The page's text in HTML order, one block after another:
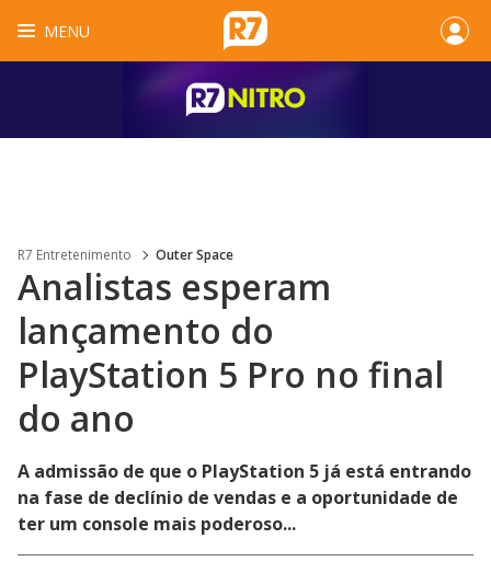
MENU
R7 Entretenimento Outer Space
Analistas esperam
lançamento do
PlayStation 5 Pro no final
do ano
A admissão de que o PlayStation 5 já está entrando
na fase de declínio de vendas e a oportunidade de
ter um console mais poderoso...